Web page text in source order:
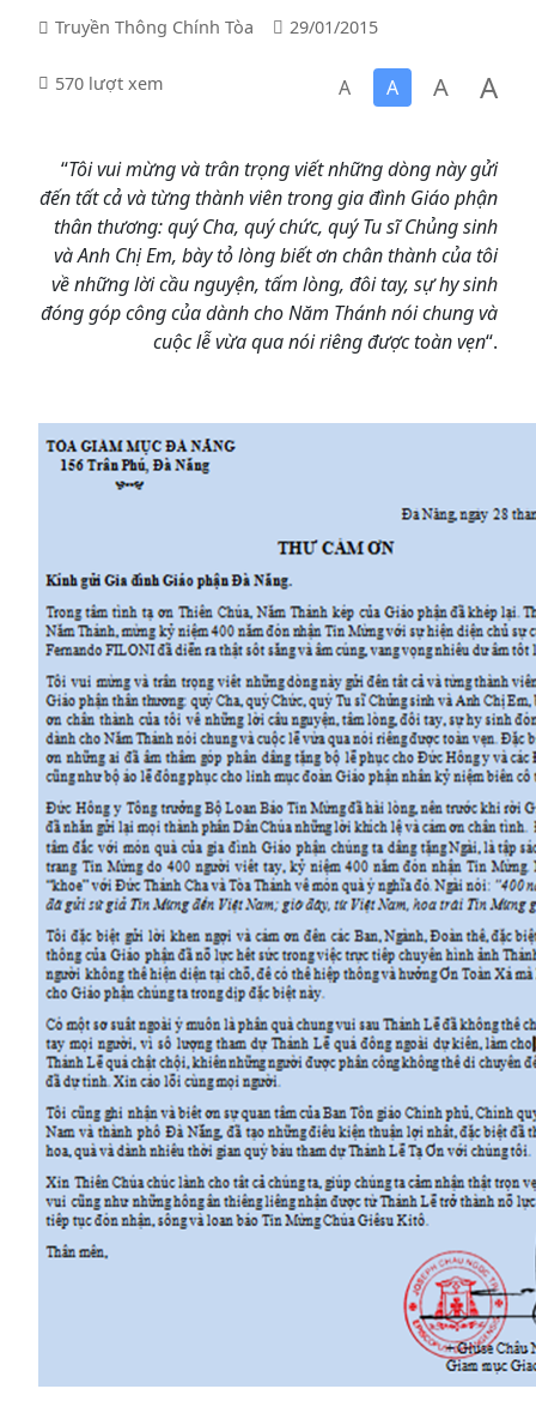
Truyền Thông Chính Tòa 29/01/2015
570 lượt xem A A A A
“Tôi vui mừng và trân trọng viết những dòng này gửi
đến tất cả và từng thành viên trong gia đình Giáo phận
thân thương: quý Cha, quý chức, quý Tu sĩ Chủng sinh
và Anh Chị Em, bày tỏ lòng biết ơn chân thành của tôi
về những lời cầu nguyện, tấm lòng, đôi tay, sự hy sinh
đóng góp công của dành cho Năm Thánh nói chung và
cuộc lễ vừa qua nói riêng được toàn vẹn“.